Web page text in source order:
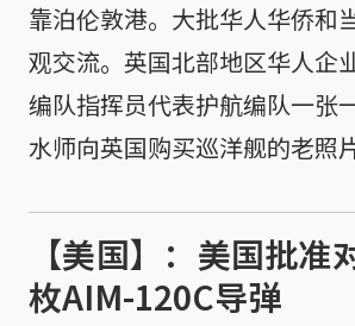
靠泊伦敦港。大批华人华侨和
观交流。英国北部地区华人企
编队指挥员代表护航编队一张
水师向英国购买巡洋舰的老照片
【美国】：美国批准
枚AIM-120C导弹